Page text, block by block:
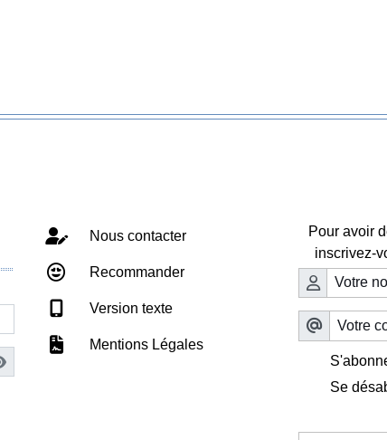
Nous contacter
Recommander
Version texte
Mentions Légales
Pour avoir
inscrivez-
Se